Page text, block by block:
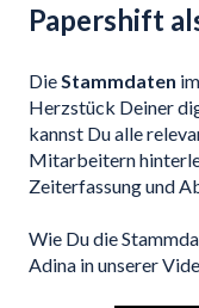
Papershift
DieStammdaten
Herzstück Deiner
kannst Du alle
Mitarbeitern
Zeiterfassung und
Wie Du die
Adina in unserer